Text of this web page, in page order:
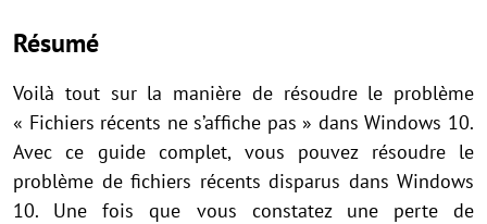
Résumé
Voilà tout sur la manière de résoudre le problème
« Fichiers récents ne s’affiche pas » dans Windows 10.
Avec ce guide complet, vous pouvez résoudre le
problème de fichiers récents disparus dans Windows
10. Une fois que vous constatez une perte de